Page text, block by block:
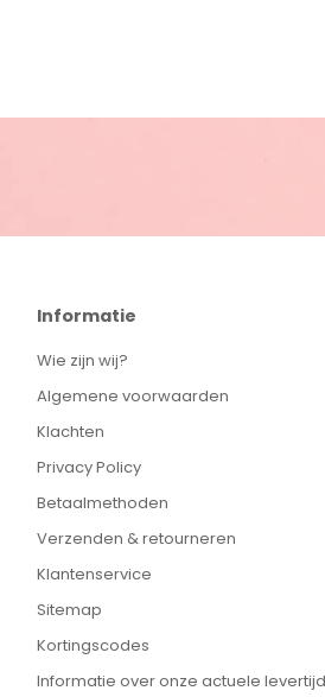
Informatie
Wie zijn wij?
Algemene voorwaarden
Klachten
Privacy Policy
Betaalmethoden
Verzenden & retourneren
Klantenservice
Sitemap
Kortingscodes
Informatie over onze actuele levertijd